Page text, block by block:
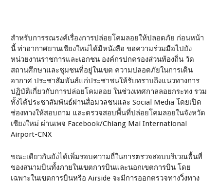
สำหรับการรณรงค์เรื่องการปล่อยโคมลอยให้ปลอดภัย ก่อนหน้า
นี้ ท่าอากาศยานเชียงใหม่ได้มีหนังสือ ขอความร่วมมือไปยัง
หน่วยงานราชการและเอกชน องค์กรปกครองส่วนท้องถิ่น วัด
สถานศึกษาและชุมชนที่อยู่ในเขต ความปลอดภัยในการเดิน
อากาศ ประชาสัมพันธ์แก่ประชาชนให้รับทราบถึงแนวทางการ
ปฏิบัติเกี่ยวกับการปล่อยโคมลอย ในช่วงเทศกาลลอยกระทง รวม
ทั้งได้ประชาสัมพันธ์ผ่านสื่อมวลชนและ Social Media โดยเปิด
ช่องทางให้สอบถาม และตรวจสอบพื้นที่ปล่อยโคมลอยในจังหวัด
เชียงใหม่ ผ่านเพจ Facebook/Chiang Mai International
Airport-CNX
ขณะเดียวกันยังได้เพิ่มรอบความถี่ในการตรวจสอบบริเวณพื้นที่
ของสนามบินทั้งภายในเขตการบินและนอกเขตการบิน โดย
เฉพาะในเขตการบินหรือ Airside จะมีการออกตรวจทางวิ่งทาง